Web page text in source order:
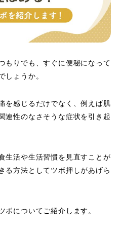
もりでも、すぐに便秘になって
しょうか。
を感じるだけでなく、例えば肌
連性のなさそうな症状を引き起
生活や生活習慣を見直すことが
る方法としてツボ押しがあげら
ボについてご紹介します。